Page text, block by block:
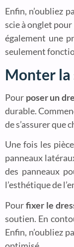
Enfin, n’oubliez
scie à onglet
également une
seulement
Monter la
Pour poser un
durable.
de s’assurer que
Une fois les
panneaux
des panneaux
l’esthétique de
Pourfixer le
soutien. En
Enfin, n’oubliez